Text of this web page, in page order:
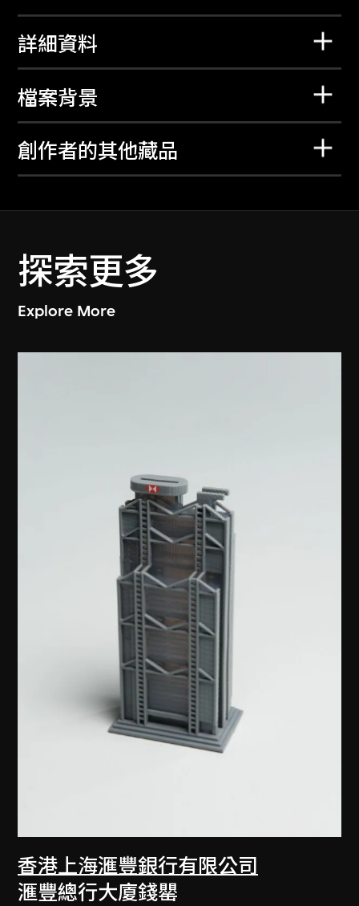
詳細資料
檔案背景
創作者的其他藏品
探索更多
Explore More
香港上海滙豐銀行有限公司
滙豐總行大廈錢罌